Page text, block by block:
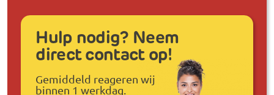
Hulp nodig? Neem
direct contact op!
Gemiddeld reageren wij
binnen 1 werkdag.